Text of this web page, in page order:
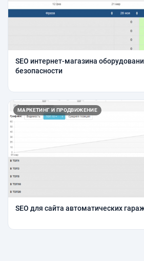
SEO интернет-магазина
безопасности
МАРКЕТИНГ И ПРОДВИЖЕНИЕ
SEO для сайта автоматических